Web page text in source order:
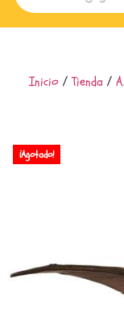
Inicio/Tienda /
¡Agotado!